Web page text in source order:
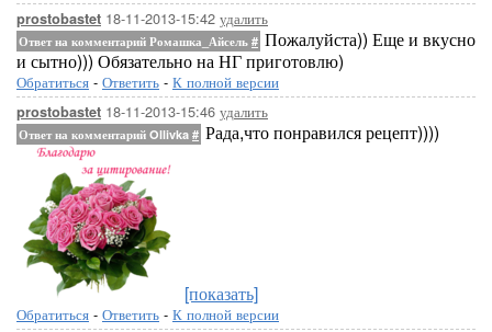
prostobastet 18-11-2013-15:42 удалить
Ответ на комментарий Ромашка_Айсель # Пожалуйста)) Еще и вкусно
и сытно))) Обязательно на НГ приготовлю)
Обратиться - Ответить - К полной версии
prostobastet 18-11-2013-15:46 удалить
Ответ на комментарий Ollivka # Рада,что понравился рецепт))))
[показать]
Обратиться - Ответить - К полной версии